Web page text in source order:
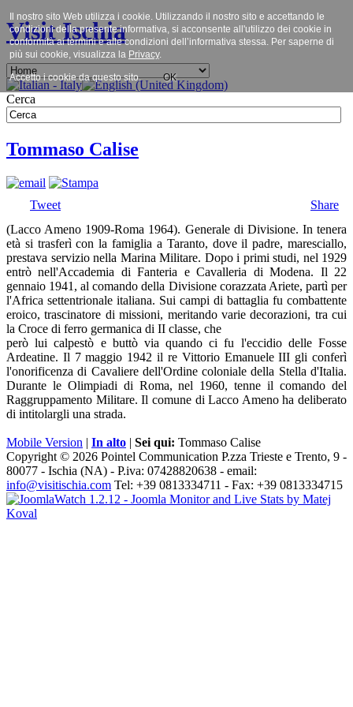
Visit Ischia
Cerca
Tommaso Calise
Tweet
Share
(Lacco Ameno 1909-Roma 1964). Generale di Divisione. In tenera
età si trasferì con la famiglia a Taranto, dove il padre, maresciallo,
prestava servizio nella Marina Militare. Dopo i primi studi, nel 1929
entrò nell'Accademia di Fanteria e Cavalleria di Modena. Il 22
gennaio 1941, al comando della Divisione corazzata Ariete, partì per
l'Africa settentrionale italiana. Sui campi di battaglia fu combattente
eroico, trascinatore di missioni, meritando varie decorazioni, tra cui
la Croce di ferro germanica di II classe, che
però lui calpestò e buttò via quando ci fu l'eccidio delle Fosse
Ardeatine. Il 7 maggio 1942 il re Vittorio Emanuele III gli conferì
l'onorificenza di Cavaliere dell'Ordine coloniale della Stella d'Italia.
Durante le Olimpiadi di Roma, nel 1960, tenne il comando del
Raggruppamento Militare. Il comune di Lacco Ameno ha deliberato
di intitolargli una strada.
Mobile Version | In alto | Sei qui: Tommaso Calise
Copyright © 2026 Pointel Communication P.zza Trieste e Trento, 9 -
80077 - Ischia (NA) - P.iva: 07428820638 - email:
info@visitischia.com Tel: +39 0813334711 - Fax: +39 0813334715
Il nostro sito Web utilizza i cookie. Utilizzando il nostro sito e accettando le
condizioni della presente informativa, si acconsente all'utilizzo dei cookie in
conformità ai termini e alle condizioni dell’informativa stessa. Per saperne di
più sui cookie, visualizza la Privacy.
Accetto i cookie da questo sito. OK